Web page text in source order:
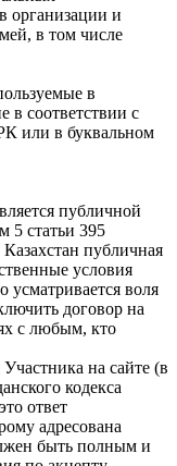
организации и
в том числе
в
в соответствии с
или в буквальном
публичной
5 статьи 395
публичная
условия
усматривается воля
договор на
с любым, кто
на сайте (в
кодекса
ответ
адресована
быть полным и